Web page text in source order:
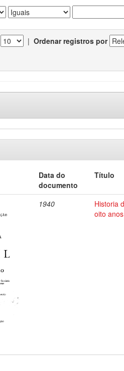
| Ordenar registros por
Data do
documento
Título
1940
Historia
oito